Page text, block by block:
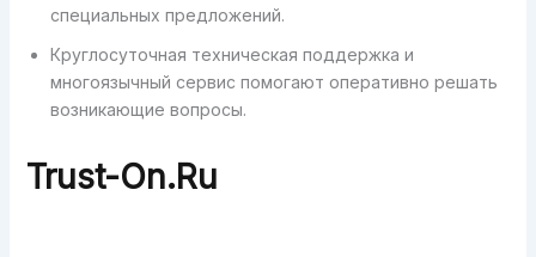
специальных предложений.
Круглосуточная техническая поддержка и
многоязычный сервис помогают оперативно решать
возникающие вопросы.
Trust-On.Ru